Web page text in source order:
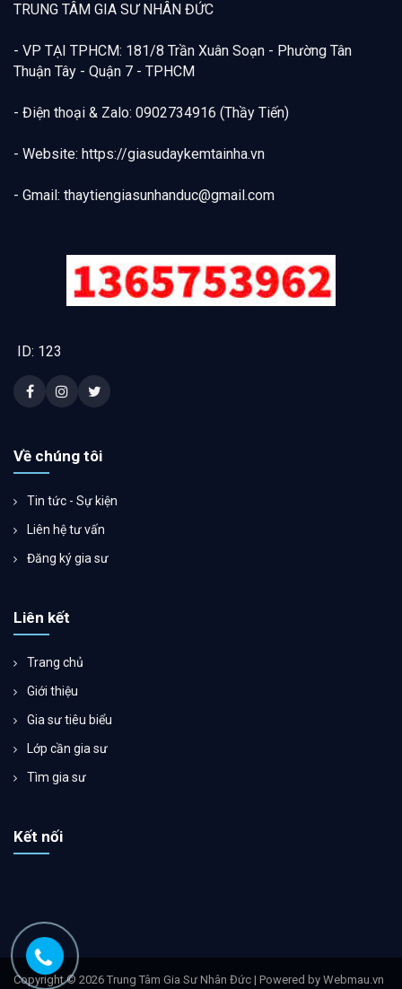
TRUNG TÂM GIA SƯ NHÂN ĐỨC
- VP TẠI TPHCM: 181/8 Trần Xuân Soạn - Phường Tân
Thuận Tây - Quận 7 - TPHCM
- Điện thoại & Zalo: 0902734916 (Thầy Tiến)
- Website: https://giasudaykemtainha.vn
- Gmail: thaytiengiasunhanduc@gmail.com
ID: 123
Về chúng tôi
Tin tức - Sự kiện
Liên hệ tư vấn
Đăng ký gia sư
Liên kết
Trang chủ
Giới thiệu
Gia sư tiêu biểu
Lớp cần gia sư
Tìm gia sư
Kết nối
Copyright © 2026 Trung Tâm Gia Sư Nhân Đức | Powered by Webmau.vn